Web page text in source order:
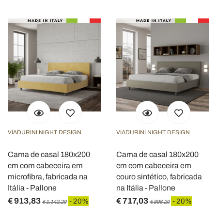
Utilizziamo i cookie per personalizzare contenuti ed
annunci, per fornire funzionalità dei social media e per
analizzare il nostro traffico. Condividiamo inoltre
informazioni sul modo in cui utilizza il nostro sito con i
nostri partner che si occupano di analisi dei dati web,
pubblicità e social media, i quali potrebbero combinarle
con altre informazioni che ha fornito loro o che hanno
raccolto dal suo utilizzo dei loro servizi.
VIADURINI NIGHT DESIGN
Cama de casal 180x200
cm com cabeceira em
microfibra, fabricada na
Itália - Pallone
€ 913,83 € 1.142,29 - 20%
VIADURINI NIGHT DESIGN
Cama de casal 180x200
cm com cabeceira em
couro sintético, fabricada
na Itália - Pallone
€ 717,03 € 896,29 - 20%